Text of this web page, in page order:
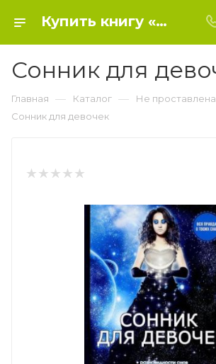
Купить книгу «Сонник для девочек» 0, Живайкина О.Н. - Не проставлена группа
Сонник для
Главная — Каталог — Не проставлена
Сонник для девочек